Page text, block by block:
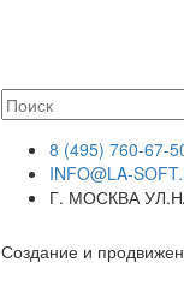
8 (495) 760-67-
INFO@LA-
Г. МОСКВА
Создание и